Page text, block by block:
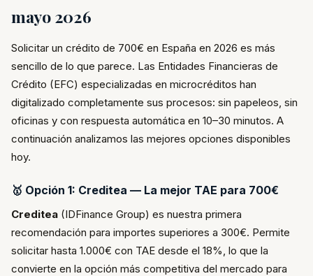
mayo 2026
Solicitar un crédito de 700€ en España en 2026 es más
sencillo de lo que parece. Las Entidades Financieras de
Crédito (EFC) especializadas en microcréditos han
digitalizado completamente sus procesos: sin papeleos, sin
oficinas y con respuesta automática en 10–30 minutos. A
continuación analizamos las mejores opciones disponibles
hoy.
🥇 Opción 1: Creditea — La mejor TAE para 700€
Creditea (IDFinance Group) es nuestra primera
recomendación para importes superiores a 300€. Permite
solicitar hasta 1.000€ con TAE desde el 18%, lo que la
convierte en la opción más competitiva del mercado para